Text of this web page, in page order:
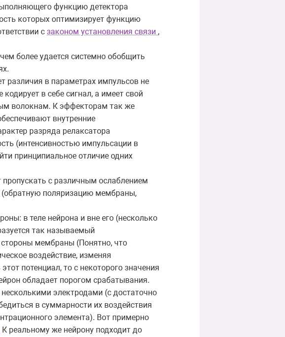
функцию детектора
которых оптимизирует функцию
с законом установления связи ,
более удается системно обобщить
различия в параметрах импульсов не
в себе сигнал, а имеет свой
волокнам. К эффекторам так же
внутренние
разряда релаксатора
(интенсивностью импульсации в
принципиальное отличие одних
с различным ослаблением
(обратную поляризацию мембраны,
в теле нейрона и вне его (несколько
так называемый
стороны мембраны (Понятно, что
воздействие, изменяя
потенциал, то с некоторого значения
обладает порогом срабатывания.
электродами (с достаточно
в суммарности их воздействия
элемента). Вот примерно
К реальному же нейрону подходит до